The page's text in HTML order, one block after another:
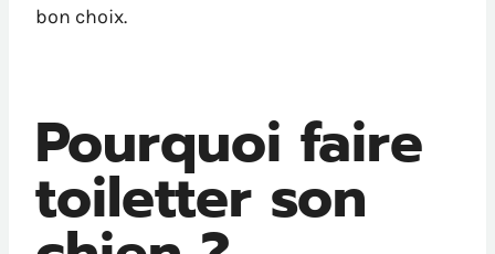
bon choix.
Pourquoi faire
toiletter son